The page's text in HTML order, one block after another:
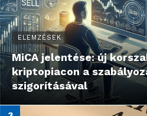
ELEMZÉSEK
MiCA jelentése: új
kriptopiacon a
szigorításával